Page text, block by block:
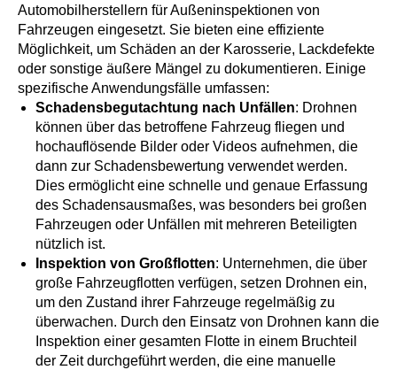
Automobilherstellern für Außeninspektionen von
Fahrzeugen eingesetzt. Sie bieten eine effiziente
Möglichkeit, um Schäden an der Karosserie, Lackdefekte
oder sonstige äußere Mängel zu dokumentieren. Einige
spezifische Anwendungsfälle umfassen:
Schadensbegutachtung nach Unfällen: Drohnen
können über das betroffene Fahrzeug fliegen und
hochauflösende Bilder oder Videos aufnehmen, die
dann zur Schadensbewertung verwendet werden.
Dies ermöglicht eine schnelle und genaue Erfassung
des Schadensausmaßes, was besonders bei großen
Fahrzeugen oder Unfällen mit mehreren Beteiligten
nützlich ist.
Inspektion von Großflotten: Unternehmen, die über
große Fahrzeugflotten verfügen, setzen Drohnen ein,
um den Zustand ihrer Fahrzeuge regelmäßig zu
überwachen. Durch den Einsatz von Drohnen kann die
Inspektion einer gesamten Flotte in einem Bruchteil
der Zeit durchgeführt werden, die eine manuelle